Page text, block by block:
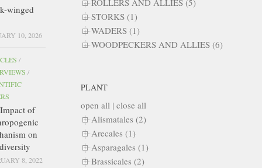
STORKS (1)
WADERS (1)
WOODPECKERS AND ALLIES (6)
PLANT
open all | close all
Alismatales (2)
Arecales (1)
Asparagales (1)
Brassicales (2)
winged
10, 2026
/
/
of
on
8, 2022